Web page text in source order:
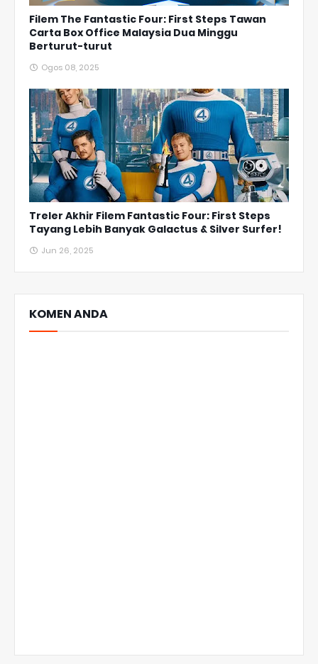
Filem The Fantastic Four: First Steps Tawan
Carta Box Office Malaysia Dua Minggu
Berturut-turut
Ogos 08, 2025
Treler Akhir Filem Fantastic Four: First Steps
Tayang Lebih Banyak Galactus & Silver Surfer!
Jun 26, 2025
KOMEN ANDA